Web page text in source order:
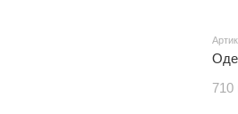
710